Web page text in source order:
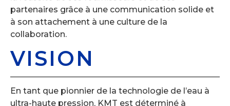
partenaires grâce à une communication solide et
à son attachement à une culture de la
collaboration.
VISION
En tant que pionnier de la technologie de l’eau à
ultra-haute pression, KMT est déterminé à